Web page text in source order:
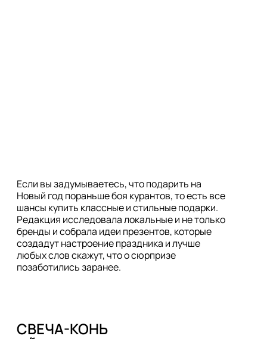
Если вы задумываетесь, что подарить на
Новый год пораньше боя курантов, то есть все
шансы купить классные и стильные подарки.
Редакция исследовала локальные и не только
бренды и собрала идеи презентов, которые
создадут настроение праздника и лучше
любых слов скажут, что о сюрпризе
позаботились заранее.
СВЕЧА-КОНЬ